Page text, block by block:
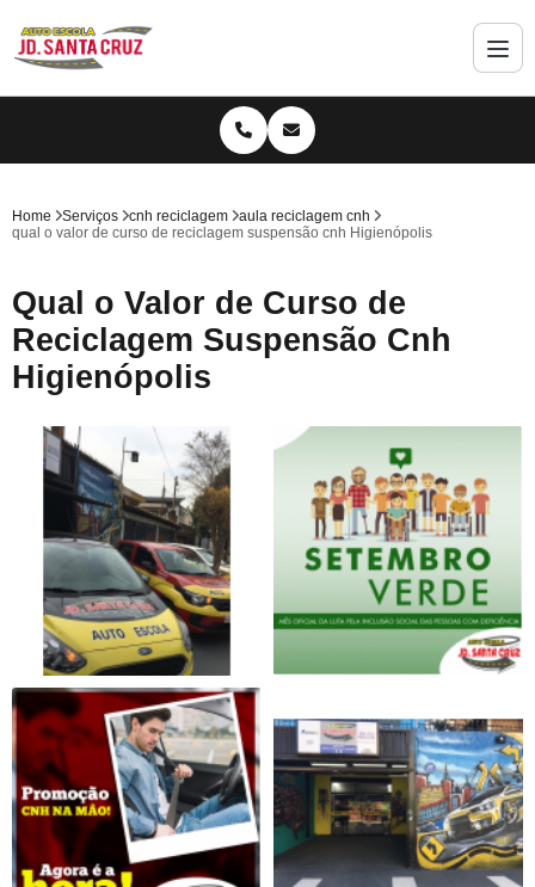
Home Serviços cnh reciclagem
aula reciclagem cnh
qual o valor de curso de reciclagem suspensão cnh Higienópolis
Qual o Valor de Curso de
Reciclagem Suspensão Cnh
Higienópolis